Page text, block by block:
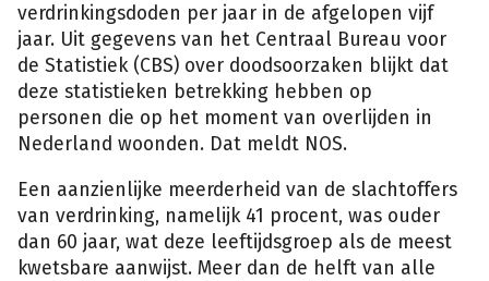
verdrinkingsdoden per jaar in de afgelopen vijf
jaar. Uit gegevens van het Centraal Bureau voor
de Statistiek (CBS) over doodsoorzaken blijkt dat
deze statistieken betrekking hebben op
personen die op het moment van overlijden in
Nederland woonden. Dat meldt NOS.
Een aanzienlijke meerderheid van de slachtoffers
van verdrinking, namelijk 41 procent, was ouder
dan 60 jaar, wat deze leeftijdsgroep als de meest
kwetsbare aanwijst. Meer dan de helft van alle